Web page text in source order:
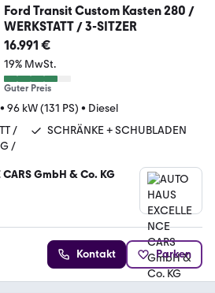
Ford Transit Custom Kasten 280 /
WERKSTATT / 3-SITZER
16.991 €
19% MwSt.
Guter Preis
• 96 kW (131 PS) • Diesel
/
SCHRÄNKE + SCHUBLADEN
/
CARS GmbH & Co. KG
Kontakt Parken